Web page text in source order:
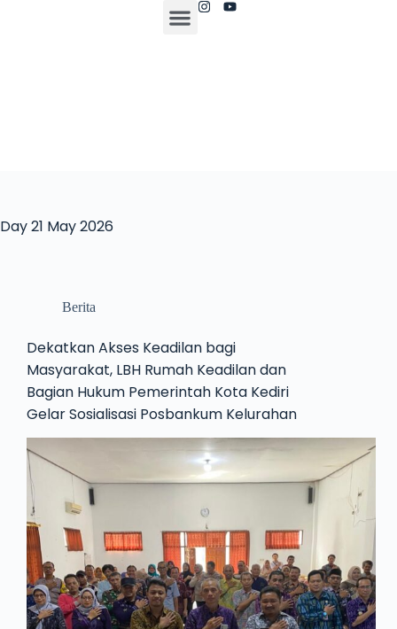
Day21 May 2026
Berita
Dekatkan Akses Keadilan bagi
Masyarakat, LBH Rumah Keadilan dan
Bagian Hukum Pemerintah Kota Kediri
Gelar Sosialisasi Posbankum Kelurahan